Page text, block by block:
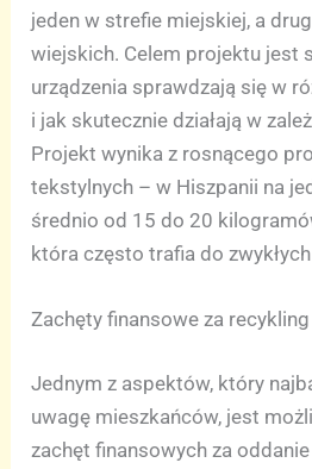
jeden w strefie miejskiej, a
wiejskich. Celem projektu jest
urządzenia sprawdzają się w
i jak skutecznie działają w
Projekt wynika z rosnącego
tekstylnych – w Hiszpanii na
średnio od 15 do 20
która często trafia do
Zachęty finansowe za
Jednym z aspektów, który
uwagę mieszkańców, jest
zachęt finansowych za